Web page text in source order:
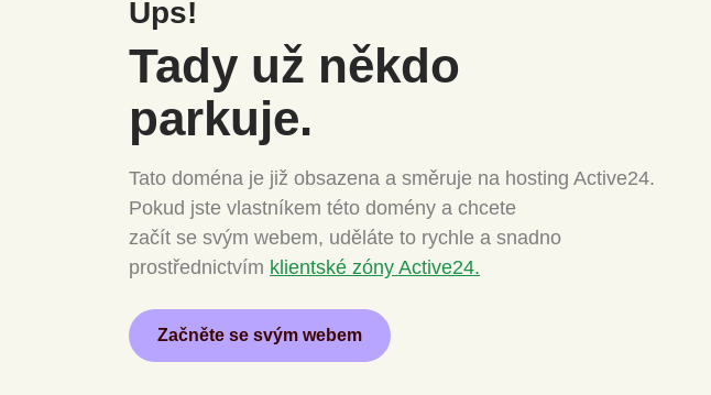
Ups!
Tady už někdo
parkuje.
Tato doména je již obsazena a směruje na hosting Active24.
Pokud jste vlastníkem této domény a chcete
začít se svým webem, uděláte to rychle a snadno
prostřednictvím klientské zóny Active24.
Začněte se svým webem